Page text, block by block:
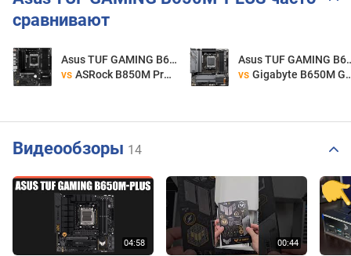
сравнивают
Asus TUF GAMING B650M-PLUS
vs ASRock B850M Pro-A
Asus TUF
vs Gigabyte B650M GAMING X AX
Видеообзоры 14